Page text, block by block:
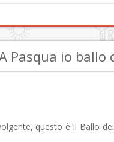
Pasqua io ballo
questo è il Ballo